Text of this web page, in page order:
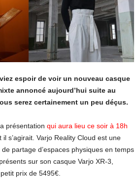
espoir de voir un nouveau casque
annoncé aujourd’hui suite au
serez certainement un peu déçus.
présentation qui aura lieu ce soir à 18h
s’agirait. Varjo Reality Cloud est une
partage d’espaces physiques en temps
sur son casque Varjo XR-3,
prix de 5495€.